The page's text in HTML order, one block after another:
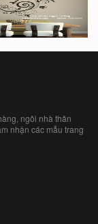
ngôi nhà thân
nhận các mẫu trang